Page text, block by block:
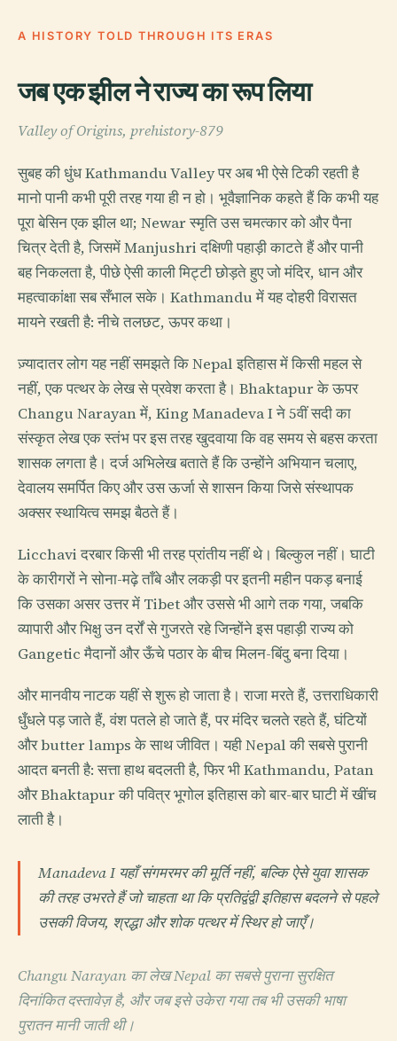
A HISTORY TOLD THROUGH ITS ERAS
जब एक झील ने राज्य का रूप लिया
Valley of Origins, prehistory-879
सुबह की धुंध Kathmandu Valley पर अब भी ऐसे टिकी रहती है
मानो पानी कभी पूरी तरह गया ही न हो। भूवैज्ञानिक कहते हैं कि कभी यह
पूरा बेसिन एक झील था; Newar स्मृति उस चमत्कार को और पैना
चित्र देती है, जिसमें Manjushri दक्षिणी पहाड़ी काटते हैं और पानी
बह निकलता है, पीछे ऐसी काली मिट्टी छोड़ते हुए जो मंदिर, धान और
महत्वाकांक्षा सब सँभाल सके। Kathmandu में यह दोहरी विरासत
मायने रखती है: नीचे तलछट, ऊपर कथा।
ज़्यादातर लोग यह नहीं समझते कि Nepal इतिहास में किसी महल से
नहीं, एक पत्थर के लेख से प्रवेश करता है। Bhaktapur के ऊपर
Changu Narayan में, King Manadeva I ने 5वीं सदी का
संस्कृत लेख एक स्तंभ पर इस तरह खुदवाया कि वह समय से बहस करता
शासक लगता है। दर्ज अभिलेख बताते हैं कि उन्होंने अभियान चलाए,
देवालय समर्पित किए और उस ऊर्जा से शासन किया जिसे संस्थापक
अक्सर स्थायित्व समझ बैठते हैं।
Licchavi दरबार किसी भी तरह प्रांतीय नहीं थे। बिल्कुल नहीं। घाटी
के कारीगरों ने सोना-मढ़े ताँबे और लकड़ी पर इतनी महीन पकड़ बनाई
कि उसका असर उत्तर में Tibet और उससे भी आगे तक गया, जबकि
व्यापारी और भिक्षु उन दर्रों से गुजरते रहे जिन्होंने इस पहाड़ी राज्य को
Gangetic मैदानों और ऊँचे पठार के बीच मिलन-बिंदु बना दिया।
और मानवीय नाटक यहीं से शुरू हो जाता है। राजा मरते हैं, उत्तराधिकारी
धुँधले पड़ जाते हैं, वंश पतले हो जाते हैं, पर मंदिर चलते रहते हैं, घंटियों
और butter lamps के साथ जीवित। यही Nepal की सबसे पुरानी
आदत बनती है: सत्ता हाथ बदलती है, फिर भी Kathmandu, Patan
और Bhaktapur की पवित्र भूगोल इतिहास को बार-बार घाटी में खींच
लाती है।
Manadeva I यहाँ संगमरमर की मूर्ति नहीं, बल्कि ऐसे युवा शासक
की तरह उभरते हैं जो चाहता था कि प्रतिद्वंद्वी इतिहास बदलने से पहले
उसकी विजय, श्रद्धा और शोक पत्थर में स्थिर हो जाएँ।
Changu Narayan का लेख Nepal का सबसे पुराना सुरक्षित
दिनांकित दस्तावेज़ है, और जब इसे उकेरा गया तब भी उसकी भाषा
पुरातन मानी जाती थी।